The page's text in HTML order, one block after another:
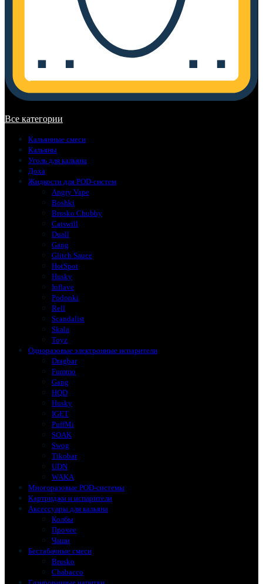
Все категории
Кальянные смеси
Кальяны
Уголь для кальяна
Доха
Жидкости для POD-систем
Angry Vape
Boshki
Brusko Chubby
Catswill
Duall
Gang
Glitch Sauce
HotSpot
Husky
Inflave
Podonki
Rell
Scandalist
Skala
Toyz
Одноразовые электронные испарители
Dragbar
Fummo
Gang
HQD
Husky
IGET
PuffMi
SOAK
Swog
Tikobar
UDN
WAKA
Многоразовые POD-системы
Картриджи и испарители
Аксессуары для кальяна
Колбы
Прочее
Чаши
Бестабачные смеси
Brusko
Chabacco